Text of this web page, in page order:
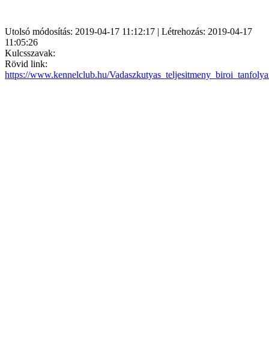
Utolsó módosítás: 2019-04-17 11:12:17 | Létrehozás: 2019-04-17
11:05:26
Kulcsszavak:
Rövid link:
https://www.kennelclub.hu/